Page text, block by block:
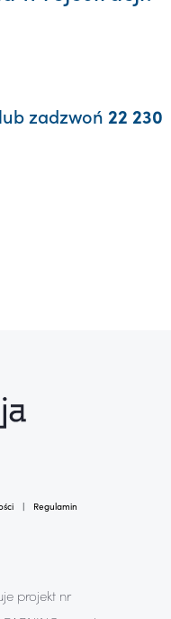
lub zadzwoń 22 230
| Regulamin
projekt nr